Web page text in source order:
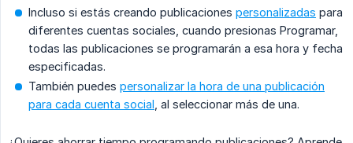
Incluso si estás creando publicaciones personalizadas para
diferentes cuentas sociales, cuando presionas Programar,
todas las publicaciones se programarán a esa hora y fecha
especificadas.
También puedes personalizar la hora de una publicación
para cada cuenta social , al seleccionar más de una.